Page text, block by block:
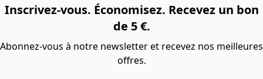
Inscrivez-vous. Économisez. Recevez un bon
de 5 €.
Abonnez-vous à notre newsletter et recevez nos meilleures
offres.